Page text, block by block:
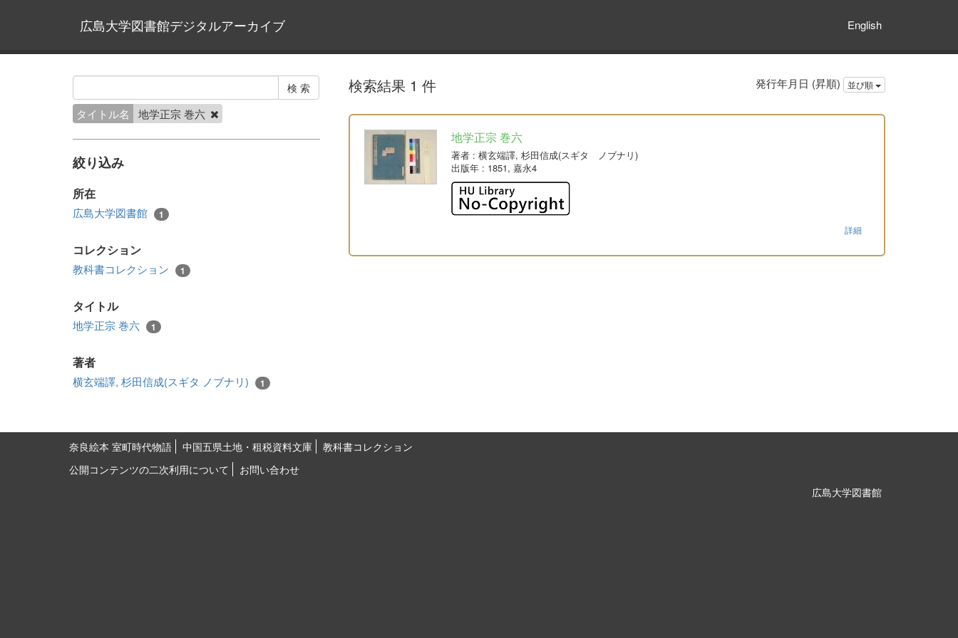
広島大学図書館デジタルアーカイブ English
タイトル名 地学正宗 巻六
絞り込み
所在
広島大学図書館 1
コレクション
教科書コレクション 1
タイトル
地学正宗 巻六 1
著者
横玄端譯, 杉田信成(スギタ ノブナリ) 1
検索結果 1 件 発行年月日 (昇順) 並び順
地学正宗 巻六
著者: 横玄端譯, 杉田信成(スギタ ノブナリ)
出版年: 1851, 嘉永4
詳細
奈良絵本 室町時代物語 中国五県土地・租税資料文庫
教科書コレクション
公開コンテンツの二次利用について
お問い合わせ
広島大学図書館